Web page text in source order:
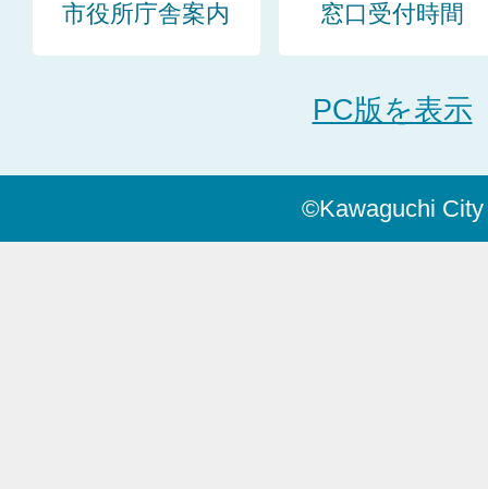
市役所庁舎案内 窓口受付時間
PC版を表示
©Kawaguchi City